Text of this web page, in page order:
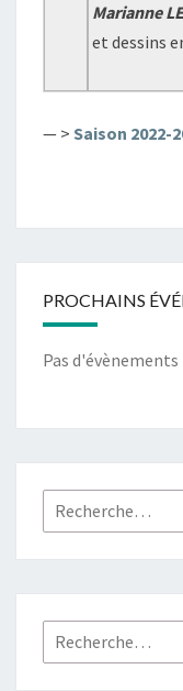
Marianne
et dessins
— > Saison 2022-
PROCHAINS
Pas
Rechercher :
Rechercher :